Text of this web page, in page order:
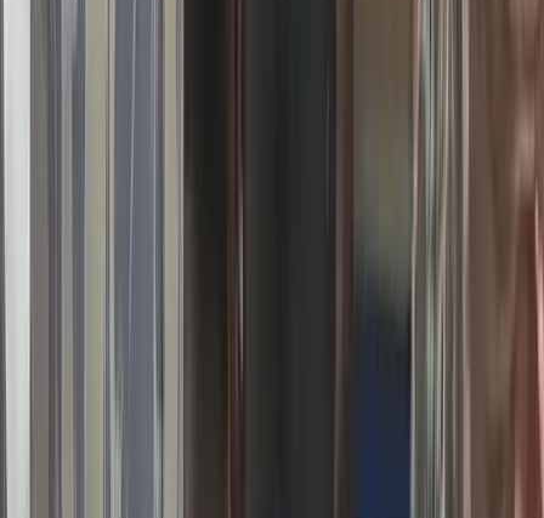
সিআইডির কাছে হস্তান্তর
লাল ফিতা কেটে বাঁশের সাঁকো